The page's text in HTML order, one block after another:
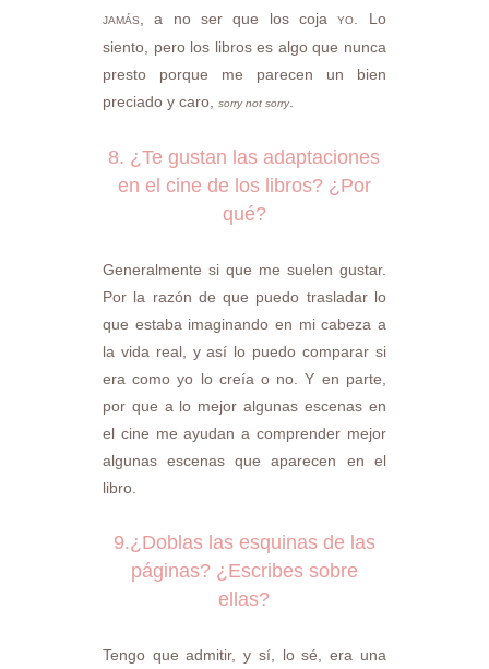
JAMÁS , a no ser que los cojaYO
. Lo
siento, pero los libros es algo que nunca
presto porque me parecen un bien
preciado y caro,
sorry not sorry.
8. ¿Te gustan las adaptaciones
en el cine de los libros? ¿Por
qué?
Generalmente si que me suelen gustar.
Por la razón de que puedo trasladar lo
que estaba imaginando en mi cabeza a
la vida real, y así lo puedo comparar si
era como yo lo creía o no. Y en parte,
por que a lo mejor algunas escenas en
el cine me ayudan a comprender mejor
algunas escenas que aparecen en el
libro.
9.¿Doblas las esquinas de las
páginas? ¿Escribes sobre
ellas?
Tengo que admitir, y sí, lo sé, era una